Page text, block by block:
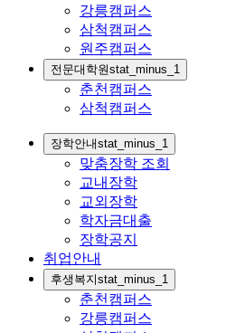
강릉캠퍼스
삼척캠퍼스
원주캠퍼스
전문대학원stat_minus_1
춘천캠퍼스
삼척캠퍼스
장학안내stat_minus_1
맞춤장학 조회
교내장학
교외장학
학자금대출
장학공지
취업안내
후생복지stat_minus_1
춘천캠퍼스
강릉캠퍼스